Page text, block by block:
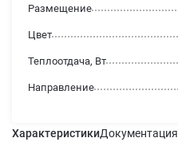
Направление
Размещение
Цвет
Теплоотдача, Вт
ХарактеристикиДокументация